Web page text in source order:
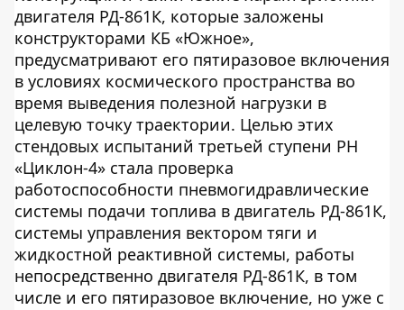
двигателя РД-861К, которые заложены
конструкторами КБ «Южное»,
предусматривают его пятиразовое включения
в условиях космического пространства во
время выведения полезной нагрузки в
целевую точку траектории. Целью этих
стендовых испытаний третьей ступени РН
«Циклон-4» стала проверка
работоспособности пневмогидравлические
системы подачи топлива в двигатель РД-861К,
системы управления вектором тяги и
жидкостной реактивной системы, работы
непосредственно двигателя РД-861К, в том
числе и его пятиразовое включение, но уже с